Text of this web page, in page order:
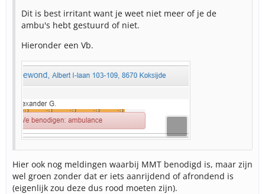
Dit is best irritant want je weet niet meer of je de
ambu's hebt gestuurd of niet.
Hieronder een Vb.
Hier ook nog meldingen waarbij MMT benodigd is, maar zijn
wel groen zonder dat er iets aanrijdend of afrondend is
(eigenlijk zou deze dus rood moeten zijn).